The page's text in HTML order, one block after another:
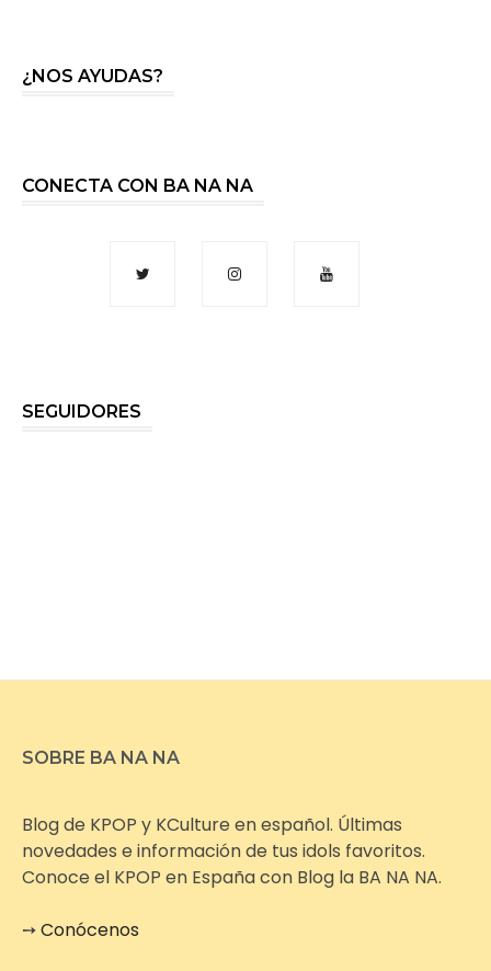
¿NOS AYUDAS?
CONECTA CON BA NA NA
SEGUIDORES
SOBRE BA NA NA
Blog de KPOP y KCulture en español. Últimas
novedades e información de tus idols favoritos.
Conoce el KPOP en España con Blog la BA NA NA.
➙Conócenos